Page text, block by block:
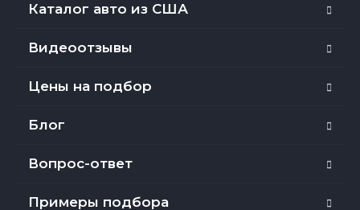
Каталог авто из США
Видеоотзывы
Цены на подбор
Блог
Вопрос-ответ
Примеры подбора